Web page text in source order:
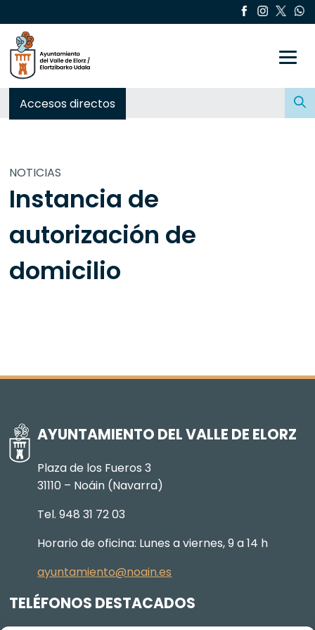
Accesos directos
Buscar:
NOTICIAS
Instancia de
autorización de
domicilio
AYUNTAMIENTO DEL VALLE DE ELORZ
Plaza de los Fueros 3
31110 – Noáin (Navarra)
Tel. 948 31 72 03
Horario de oficina: Lunes a viernes, 9 a 14 h
ayuntamiento@noain.es
TELÉFONOS DESTACADOS